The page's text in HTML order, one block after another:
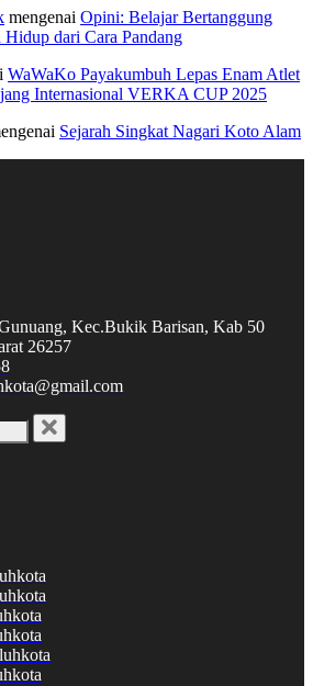
mengenai Opini: Belajar Bertanggung
dari Cara Pandang
WaWaKo Payakumbuh Lepas Enam Atlet
Internasional VERKA CUP 2025
Sejarah Singkat Nagari Koto Alam
Kec.Bukik Barisan, Kab 50
26257